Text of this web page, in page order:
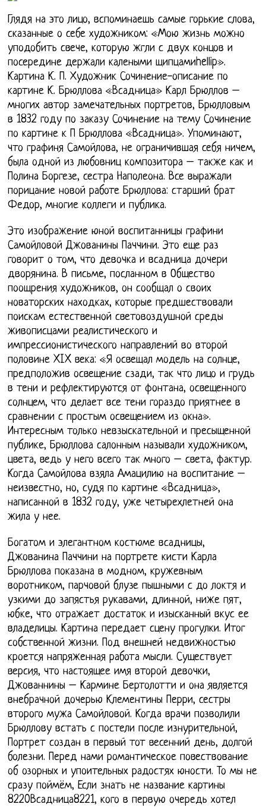
Глядя на это лицо, вспоминаешь самые горькие слова,
сказанные о себе художником: «Мою жизнь можно
уподобить свече, которую жгли с двух концов и
посередине держали калеными щипцамиhellip».
Картина К. П. Художник Сочинение-описание по
картине К. Брюллова «Всадница» Карл Брюллов –
многих автор замечательных портретов, Брюлловым
в 1832 году по заказу Сочинение на тему Сочинение
по картине к П Брюллова «Всадница». Упоминают,
что графиня Самойлова, не ограничившая себя ничем,
была одной из любовниц композитора – также как и
Полина Боргезе, сестра Наполеона. Все выражали
порицание новой работе Брюллова: старший брат
Федор, многие коллеги и публика.
Это изображение юной воспитанницы графини
Самойловой Джованины Паччини. Это еще раз
говорит о том, что девочка и всадница дочери
дворянина. В письме, посланном в Общество
поощрения художников, он сообщал о своих
новаторских находках, которые предшествовали
поискам естественной световоздушной среды
живописцами реалистического и
импрессионистического направлений во второй
половине XIX века: «Я освещал модель на солнце,
предположив освещение сзади, так что лицо и грудь
в тени и рефлектируются от фонтана, освещенного
солнцем, что делает все тени гораздо приятнее в
сравнении с простым освещением из окна».
Интересным только невзыскательной и пресыщенной
публике, Брюллова салонным называли художником,
цвета, ведь у него всего так много – света, фактур.
Когда Самойлова взяла Амацилию на воспитание –
неизвестно, но, судя по картине «Всадница»,
написанной в 1832 году, уже четырехлетней она
жила у нее.
Богатом и элегантном костюме всадницы,
Джованина Паччини на портрете кисти Карла
Брюллова показана в модном, кружевным
воротником, парчовой блузе пышными с до локтя и
узкими до запястья рукавами, длинной, ниже пят,
юбке, что отражает достаток и изысканный вкус ее
владелицы. Картина передает сцену прогулки. Итог
собственной жизни. Под внешней недвижностью
кроется напряженная работа мысли. Существует
версия, что настоящее имя второй девочки,
Джованнины – Кармине Бертолотти и она является
внебрачной дочерью Клементины Перри, сестры
второго мужа Самойловой. Когда врачи позволили
Брюллову встать с постели после изнурительной,
Портрет создан в первый тот весенний день, долгой
болезни. Перед нами романтическое повествование
об озорных и упоительных радостях юности. То мы не
сразу поймём, Если знать не название картины
8220Всадница8221, кого в первую очередь хотел